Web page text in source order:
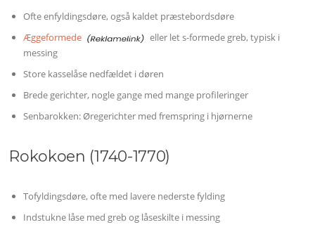
Ofte enfyldingsdøre, også kaldet præstebordsdøre
Æggeformede
eller let s-formede greb, typisk i
messing
Store kasselåse nedfældet i døren
Brede gerichter, nogle gange med mange profileringer
Senbarokken: Øregerichter med fremspring i hjørnerne
Rokokoen (1740-1770)
Tofyldingsdøre, ofte med lavere nederste fylding
Indstukne låse med greb og låseskilte i messing